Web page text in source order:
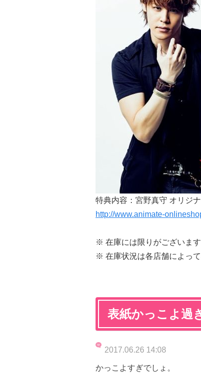
特典内容：宮野真守 オリジ
http://www.animate-
※ 在庫には限りがございます
※ 在庫状況は各店舗によっ
表紙かっこよ過
2017.06.26 14:08
かっこよすぎでしょ。